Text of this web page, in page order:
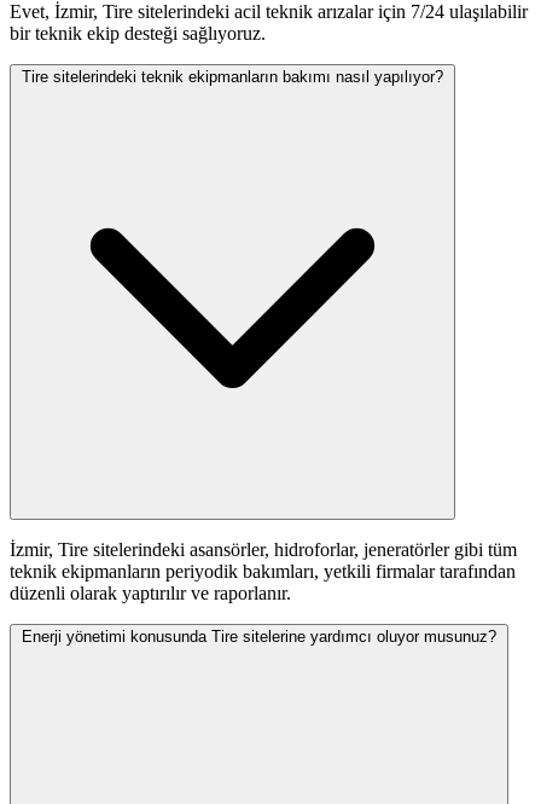
Evet, İzmir, Tire sitelerindeki acil teknik arızalar için 7/24 ulaşılabilir
bir teknik ekip desteği sağlıyoruz.
Tire sitelerindeki teknik ekipmanların bakımı nasıl yapılıyor?
İzmir, Tire sitelerindeki asansörler, hidroforlar, jeneratörler gibi tüm
teknik ekipmanların periyodik bakımları, yetkili firmalar tarafından
düzenli olarak yaptırılır ve raporlanır.
Enerji yönetimi konusunda Tire sitelerine yardımcı oluyor musunuz?